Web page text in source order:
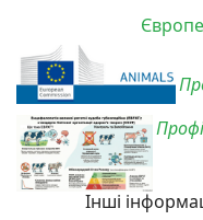
Інші